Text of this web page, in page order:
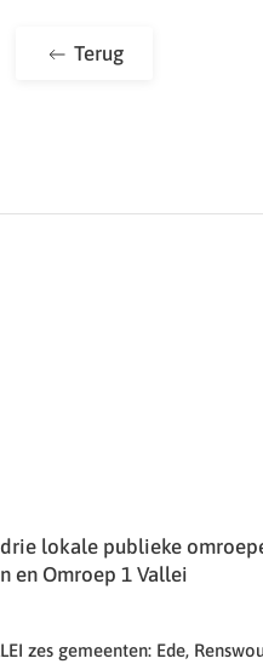
Terug
lokale publieke
en Omroep 1 Vallei
zes gemeenten: Ede,